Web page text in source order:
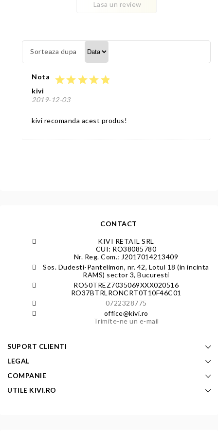
Lasa un review
Sorteaza dupa
Nota starstarstarstarstar
kivi
2019-12-03
kivi recomanda acest produs!
CONTACT
KIVI RETAIL SRL
CUI: RO38085780
Nr. Reg. Com.: J2017014213409
Sos. Dudesti-Pantelimon, nr. 42, Lotul 18 (in incinta
RAMS) sector 3, Bucuresti
RO50TREZ7035069XXX020516
RO37BTRLRONCRT0T10F46C01
0722328775
office@kivi.ro
Trimite-ne un e-mail
SUPORT CLIENTI
LEGAL
COMPANIE
UTILE KIVI.RO